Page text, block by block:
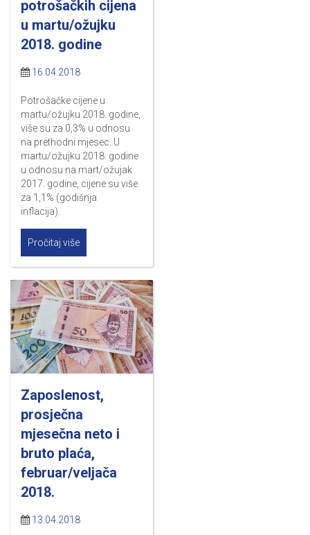
potrošačkih cijena
u martu/ožujku
2018. godine
16.04.2018
Potrošačke cijene u
martu/ožujku 2018. godine,
više su za 0,3% u odnosu
na prethodni mjesec. U
martu/ožujku 2018. godine
u odnosu na mart/ožujak
2017. godine, cijene su više
za 1,1% (godišnja
inflacija).
Pročitaj više
Zaposlenost,
prosječna
mjesečna neto i
bruto plaća,
februar/veljača
2018.
13.04.2018